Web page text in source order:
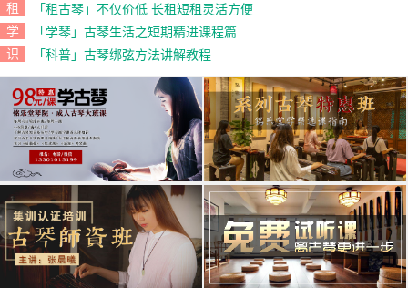
租 「租古琴」不仅价低 长租短租灵活方便
学 「学琴」古琴生活之短期精进课程篇
识 「科普」古琴绑弦方法讲解教程